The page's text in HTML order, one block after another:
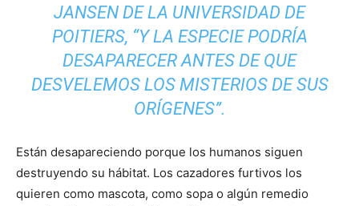
JANSEN DE LA UNIVERSIDAD DE
POITIERS, “Y LA ESPECIE PODRÍA
DESAPARECER ANTES DE QUE
DESVELEMOS LOS MISTERIOS DE SUS
ORÍGENES”.
Están desapareciendo porque los humanos siguen
destruyendo su hábitat. Los cazadores furtivos los
quieren como mascota, como sopa o algún remedio